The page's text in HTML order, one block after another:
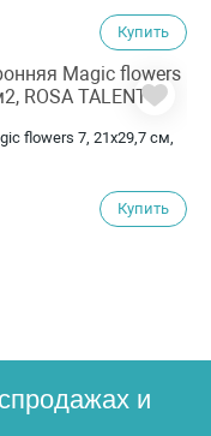
Купить
flowers 7, 21х29,7 см,
Купить
и